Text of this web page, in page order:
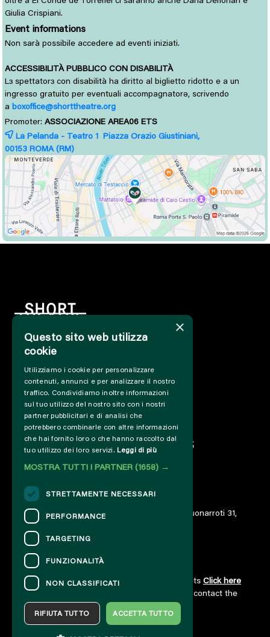
Giulia Crispiani.
Event informations
Non sarà possibile accedere ad eventi iniziati.
ACCESSIBILITÀ PUBBLICO CON DISABILITÀ
Lɜ spettatorɜ con disabilità ha diritto al biglietto ridotto e a un
ingresso gratuito per eventuali accompagnatorə, scrivendo
a boxoffice@shorttheatre.org
Promoter: ASSOCIAZIONE AREA06 ETS
La Pelanda - Teatro 1 Piazza Orazio Giustiniani,
00153 ROMA (RM)
INFO
SUPPORT US
PRESS&PROFESSIONAL
ABOUT US
PARTNER
PROJECTS AND COLLABORATIONS
PAST EDITIONS
ARCHIVE
DIARY
© 2023 – Associazione AREA06 – ETS – Via Buonarroti 31,
00185 Roma – IT06859801000
CONTACTS
For information and support in purchasing tickets Click here
For information on the program and the event, contact the
organizer.
Accessibility statement
×
Questo sito web utilizza
cookie
Utilizziamo i cookie per personalizzare
contenuti, annunci e per analizzare il nostro
traffico. Condividiamo inoltre informazioni
sul tuo utilizzo del nostro sito con i nostri
partner pubblicitari e di analisi che
potrebbero combinarle con altre informazioni
che hai fornito loro o che hanno raccolto dal
tuo utilizzo dei loro servizi. Leggi di più
MOSTRA TUTTI I PARTNER (1658) →
STRETTAMENTE NECESSARI
PERFORMANCE
TARGETING
FUNZIONALITÀ
NON CLASSIFICATI
ACCETTA TUTTO
RIFIUTA TUTTO